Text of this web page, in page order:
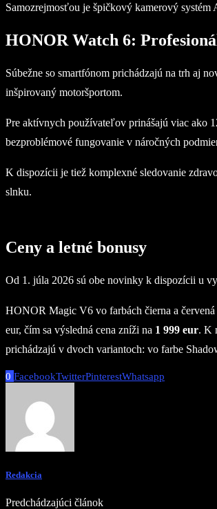
Samozrejmosťou je špičkový kamerový
HONOR Watch 6:
Súbežne so smartfónom prichádzajú na trh aj
inšpirovaný motoršportom.
Pre aktívnych používateľov prinášajú viac ako
bezproblémové fungovanie v náročných
K dispozícii je tiež komplexné sledovanie
slnku.
Ceny a letné bonusy
Od 1. júla 2026 sú obe novinky k dispozícii u
HONOR Magic V6 vo farbách čierna a
eur, čím sa výsledná cena zníži na 1 999 eur. K
prichádzajú v dvoch variantoch: vo farbe
0 FacebookTwitterPinterestWhatsapp
Redakcia
Predchádzajúci článok